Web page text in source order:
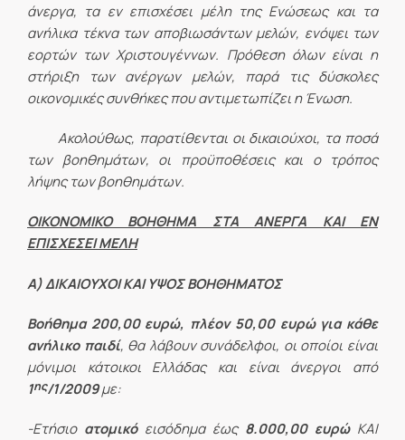
άνεργα, τα εν επισχέσει μέλη της Ενώσεως και τα
ανήλικα τέκνα των αποβιωσάντων μελών, ενόψει των
εορτών των Χριστουγέννων. Πρόθεση όλων είναι η
στήριξη των ανέργων μελών, παρά τις δύσκολες
οικονομικές συνθήκες που αντιμετωπίζει η Ένωση.
Ακολούθως, παρατίθενται οι δικαιούχοι, τα ποσά
των βοηθημάτων, οι προϋποθέσεις και ο τρόπος
λήψης των βοηθημάτων.
ΟΙΚΟΝΟΜΙΚΟ ΒΟΗΘΗΜΑ ΣΤΑ ΑΝΕΡΓΑ ΚΑΙ ΕΝ
ΕΠΙΣΧΕΣΕΙ ΜΕΛΗ
Α) ΔΙΚΑΙΟΥΧΟΙ ΚΑΙ ΥΨΟΣ ΒΟΗΘΗΜΑΤΟΣ
Βοήθημα 200,00 ευρώ, πλέον 50,00 ευρώ για κάθε
ανήλικο παιδί, θα λάβουν συνάδελφοι, οι οποίοι είναι
μόνιμοι κάτοικοι Ελλάδας και είναι άνεργοι από
1ης/1/2009με:
-Ετήσιο ατομικόεισόδημα έως 8.000,00 ευρώΚΑΙ